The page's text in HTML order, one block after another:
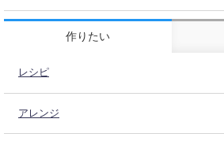
作りたい
レシピ
アレンジ